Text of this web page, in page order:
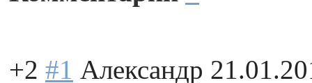
+2 #1 Александр